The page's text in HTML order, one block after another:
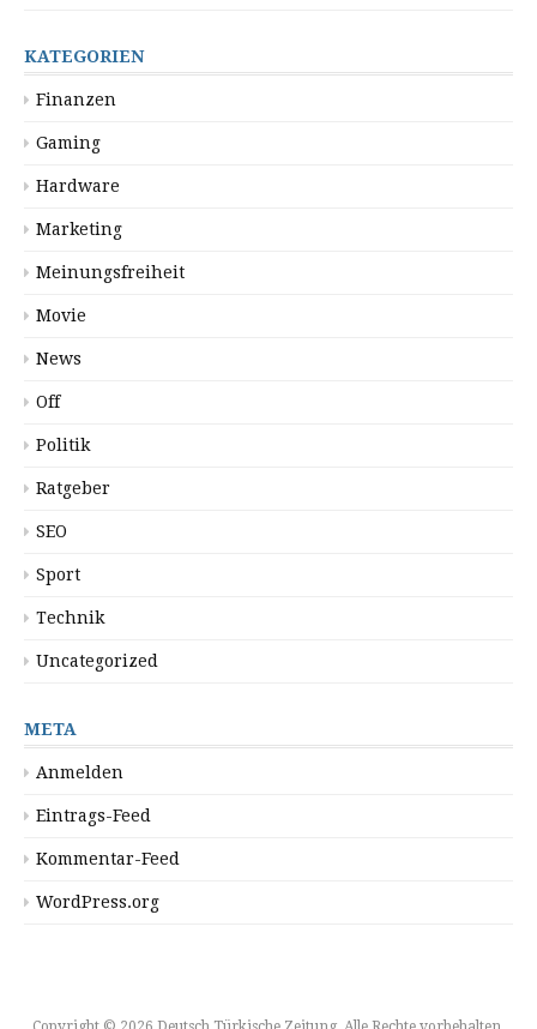
KATEGORIEN
Finanzen
Gaming
Hardware
Marketing
Meinungsfreiheit
Movie
News
Off
Politik
Ratgeber
SEO
Sport
Technik
Uncategorized
META
Anmelden
Eintrags-Feed
Kommentar-Feed
WordPress.org